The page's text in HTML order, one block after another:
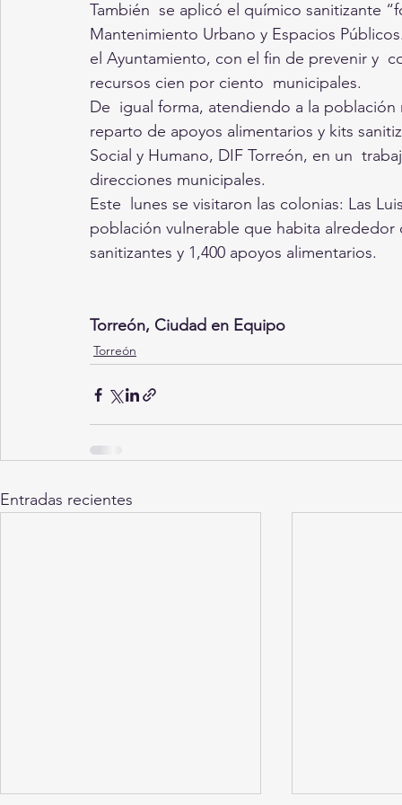
También  se aplicó el químico sanitizante
Mantenimiento Urbano y Espacios
el Ayuntamiento, con el fin de prevenir y
recursos cien por ciento  municipales.
De  igual forma, atendiendo a la
reparto de apoyos alimentarios y kits
Social y Humano, DIF Torreón, en un
direcciones municipales.
Este  lunes se visitaron las colonias: Las
población vulnerable que habita
sanitizantes y 1,400 apoyos alimentarios.
Torreón, Ciudad en Equipo
Torreón
Entradas recientes